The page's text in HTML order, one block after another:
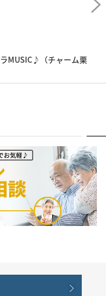
ーム栗
いちご